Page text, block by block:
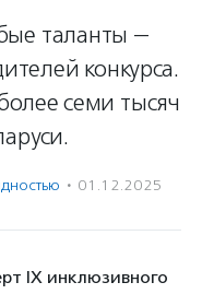
таланты —
конкурса.
семи тысяч
· 01.12.2025
IX инклюзивного